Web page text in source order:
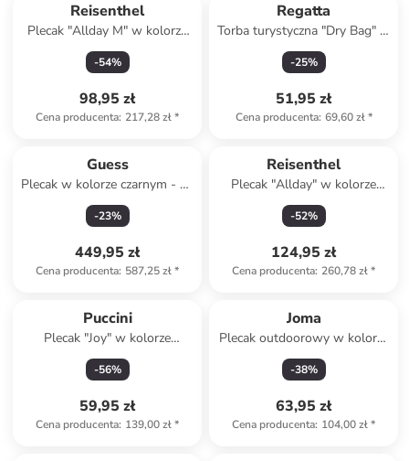
Reisenthel
Plecak "Allday M" w kolorze
szarym - 30 x 39 x 13 cm
-54%
98,95 zł
Cena producenta: 217,28 zł*
Regatta
Torba turystyczna "Dry Bag" w
kolorze zielonym - 5 l
-25%
51,95 zł
Cena producenta: 69,60 zł*
Guess
Plecak w kolorze czarnym - 31
x 44 x 15 cm
-23%
449,95 zł
Cena producenta: 587,25 zł*
Reisenthel
Plecak "Allday" w kolorze
beżowym - 30 x 39 x 13 cm
-52%
124,95 zł
Cena producenta: 260,78 zł*
Puccini
Plecak "Joy" w kolorze
jasnoróżowym - 15 x 18,5 x
5,5 cm
-56%
59,95 zł
Cena producenta: 139,00 zł*
Joma
Plecak outdoorowy w kolorze
czarnym - 30 x 18 x 42 cm
-38%
63,95 zł
Cena producenta: 104,00 zł*